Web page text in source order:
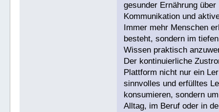
gesunder Ernährung
Kommunikation und
Immer mehr Menschen
besteht, sondern im
Wissen praktisch
Der kontinuierliche
Plattform nicht nur ein
sinnvolles und erfülltes
konsumieren, sondern
Alltag, im Beruf oder in